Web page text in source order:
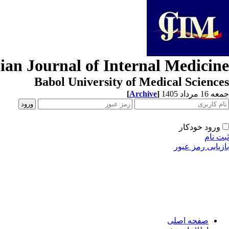
Journal of Internal Medicine
Babol University of Medical Sciences
جمعه 16 مرداد 1405 [Archive]
ورود خودکار
ثبت نام
بازیابی رمز عبور
صفحه اصلی